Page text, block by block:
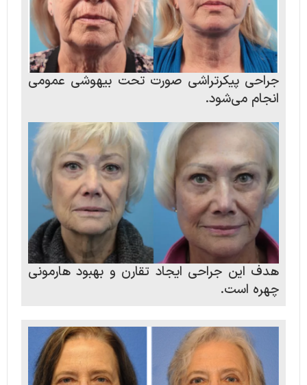
جراحی پیکرتراشی صورت تحت بیهوشی عمومی
انجام می‌شود.
هدف این جراحی ایجاد تقارن و بهبود هارمونی
چهره است.